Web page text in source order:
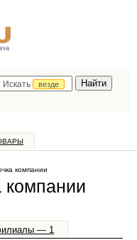
Искать
везде
компании
— 1